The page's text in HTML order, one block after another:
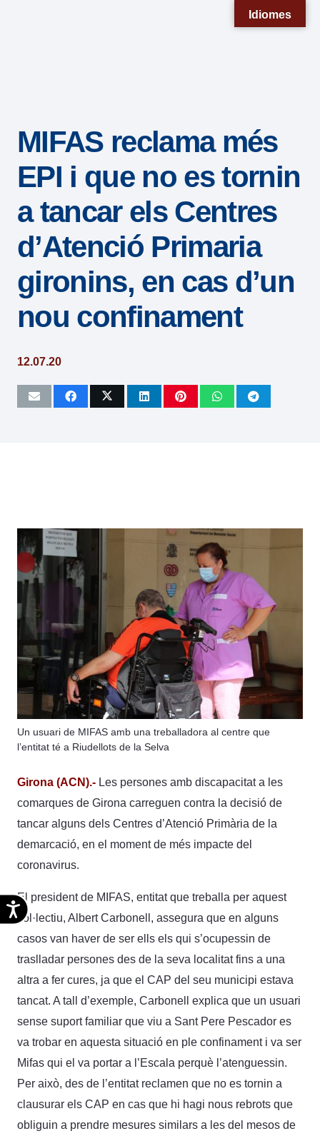
sistema
accesibilidad.
Accesibilidad
MIFAS reclama més
EPI i que no es tornin
a tancar els Centres
d’Atenció Primaria
gironins, en cas d’un
nou confinament
12.07.20
Un usuari de MIFAS amb una treballadora al centre que
l’entitat té a Riudellots de la Selva
Girona (ACN).- Les persones amb discapacitat a les
comarques de Girona carreguen contra la decisió de
tancar alguns dels Centres d’Atenció Primària de la
demarcació, en el moment de més impacte del
coronavirus.
El president de MIFAS, entitat que treballa per aquest
col·lectiu, Albert Carbonell, assegura que en alguns
casos van haver de ser ells els qui s’ocupessin de
traslladar persones des de la seva localitat fins a una
altra a fer cures, ja que el CAP del seu municipi estava
tancat. A tall d’exemple, Carbonell explica que un usuari
sense suport familiar que viu a Sant Pere Pescador es
va trobar en aquesta situació en ple confinament i va ser
Mifas qui el va portar a l’Escala perquè l’atenguessin.
Per això, des de l’entitat reclamen que no es tornin a
clausurar els CAP en cas que hi hagi nous rebrots que
obliguin a prendre mesures similars a les del mesos de
Idiomes